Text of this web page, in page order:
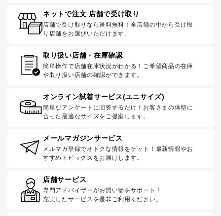
ネットで注文 店舗で受け取り
店舗で受け取りなら送料無料！全店舗の中から受け取
り店舗をお選びいただけます。
取り扱い店舗・在庫確認
簡単操作で店舗在庫状況がわかる！ご希望商品の在庫
や取り扱い店舗の確認ができます。
オンライン試着サービス(ユニサイズ)
簡単なアンケートに回答するだけ！お客さまの体型に
合った最適なサイズをご提案します。
メールマガジンサービス
メルマガ登録でオトクな情報をゲット！最新情報やお
すすめトピックスをお届けします。
店舗サービス
専門アドバイザーがお買い物をサポート！
充実したサービスを是非ご利用ください。